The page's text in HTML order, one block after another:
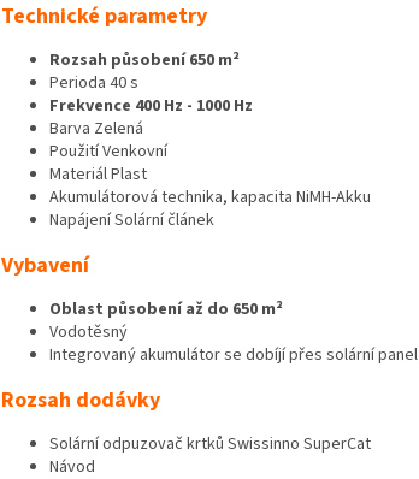
Technické parametry
Rozsah působení 650 m²
Perioda 40 s
Frekvence 400 Hz - 1000 Hz
Barva Zelená
Použití Venkovní
Materiál Plast
Akumulátorová technika, kapacita NiMH-Akku
Napájení Solární článek
Vybavení
Oblast působení až do 650 m²
Vodotěsný
Integrovaný akumulátor se dobíjí přes solární panel
Rozsah dodávky
Solární odpuzovač krtků Swissinno SuperCat
Návod